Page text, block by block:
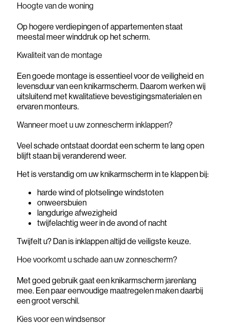
Hoogte van de woning
Op hogere verdiepingen of appartementen staat
meestal meer winddruk op het scherm.
Kwaliteit van de montage
Een goede montage is essentieel voor de veiligheid en
levensduur van een knikarmscherm. Daarom werken wij
uitsluitend met kwalitatieve bevestigingsmaterialen en
ervaren monteurs.
Wanneer moet u uw zonnescherm inklappen?
Veel schade ontstaat doordat een scherm te lang open
blijft staan bij veranderend weer.
Het is verstandig om uw knikarmscherm in te klappen bij:
harde wind of plotselinge windstoten
onweersbuien
langdurige afwezigheid
twijfelachtig weer in de avond of nacht
Twijfelt u? Dan is inklappen altijd de veiligste keuze.
Hoe voorkomt u schade aan uw zonnescherm?
Met goed gebruik gaat een knikarmscherm jarenlang
mee. Een paar eenvoudige maatregelen maken daarbij
een groot verschil.
Kies voor een windsensor